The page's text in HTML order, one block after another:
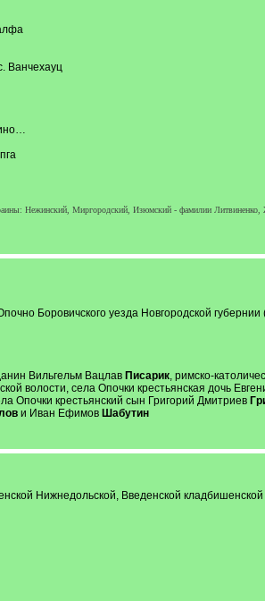
Ванчехауц
Нежинский, Миргородский, Изюмский - фамилии
Боровичского уезда Новгородской губернии
Вильгельм Вацлав Писарик, римско-
волости, села Опочки крестьянская дочь
Опочки крестьянский сын Григорий Дмитриев
и Иван Ефимов Шабутин
Нижнедольской, Введенской